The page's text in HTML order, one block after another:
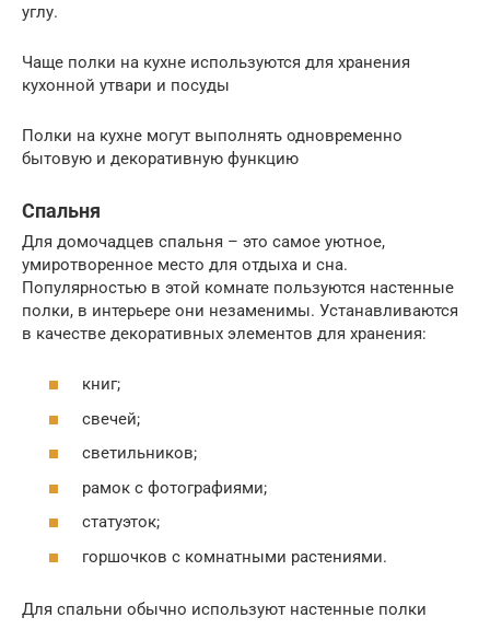
углу.
Чаще полки на кухне используются для хранения
кухонной утвари и посуды
Полки на кухне могут выполнять одновременно
бытовую и декоративную функцию
Спальня
Для домочадцев спальня – это самое уютное,
умиротворенное место для отдыха и сна.
Популярностью в этой комнате пользуются настенные
полки, в интерьере они незаменимы. Устанавливаются
в качестве декоративных элементов для хранения:
книг;
свечей;
светильников;
рамок с фотографиями;
статуэток;
горшочков с комнатными растениями.
Для спальни обычно используют настенные полки